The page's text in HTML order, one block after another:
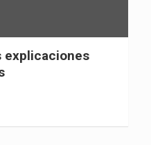
explicaciones